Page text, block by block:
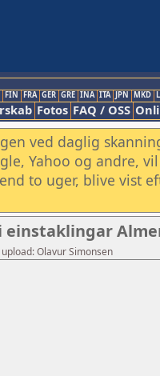
FIN FRA GER GRE INA ITA JPN MKD
Fotos FAQ / OSS
ved daglig
Yahoo og andre,
to uger, blive vist
Olavur Simonsen